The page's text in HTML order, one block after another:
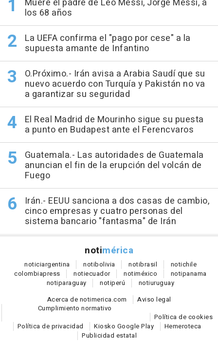
Muere el padre de Leo Messi, Jorge Messi, a
los 68 años
La UEFA confirma el "pago por cese" a la
supuesta amante de Infantino
O.Próximo.- Irán avisa a Arabia Saudí que su
nuevo acuerdo con Turquía y Pakistán no va
a garantizar su seguridad
El Real Madrid de Mourinho sigue su puesta
a punto en Budapest ante el Ferencvaros
Guatemala.- Las autoridades de Guatemala
anuncian el fin de la erupción del volcán de
Fuego
Irán.- EEUU sanciona a dos casas de cambio,
cinco empresas y cuatro personas del
sistema bancario "fantasma" de Irán
notimérica
noticiargentina notibolivia notibrasil notichile
colombiapress notiecuador notiméxico notipanama
notiparaguay notiperú notiuruguay
Acerca de notimerica.com
Aviso legal
Cumplimiento normativo
Política de cookies
Política de privacidad
Kiosko Google Play
Hemeroteca
Publicidad estatal